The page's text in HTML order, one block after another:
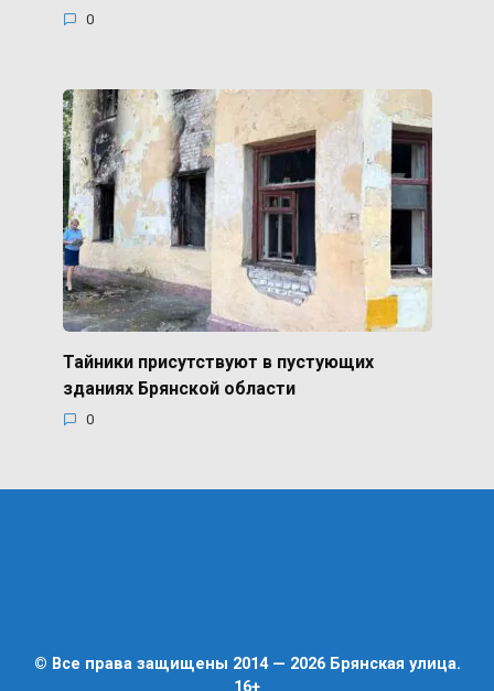
0
Тайники присутствуют в пустующих
зданиях Брянской области
0
© Все права защищены 2014 — 2026 Брянская улица.